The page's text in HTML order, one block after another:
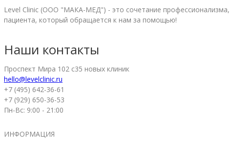
Level Clinic (ООО "МАКА-МЕД") - это сочетание
пациента, который обращается к нам за помощью!
Наши контакты
Проспект Мира 102 с35 новых клиник
hello@levelclinic.ru
+7 (495) 642-36-61
+7 (929) 650-36-53
Пн-Вс: 9:00 - 21:00
ИНФОРМАЦИЯ